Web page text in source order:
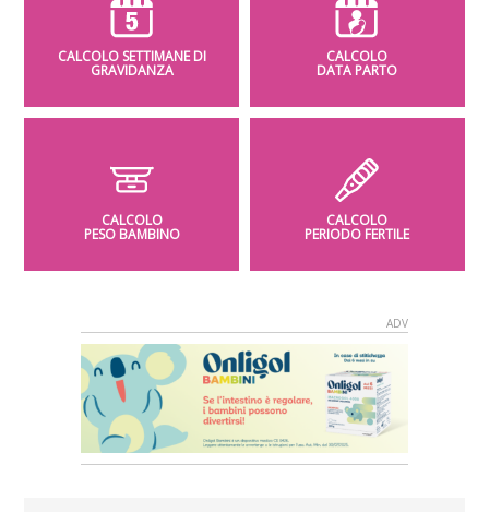
CALCOLO SETTIMANE DI
GRAVIDANZA
CALCOLO
DATA PARTO
CALCOLO
PESO BAMBINO
CALCOLO
PERIODO FERTILE